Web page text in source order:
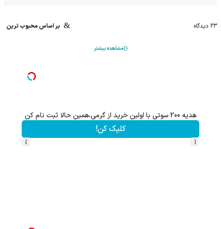
23 دیدگاه بر اساس محبوب ترین
مشاهده بیشتر
هم سرمایه گذاری میکنی هم نقره هدیه میگیری ؛ثبت نام کن
کلیک کن!
‹
›